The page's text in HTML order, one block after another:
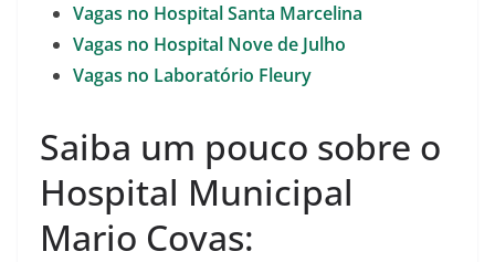
Vagas no Hospital Santa Marcelina
Vagas no Hospital Nove de Julho
Vagas no Laboratório Fleury
Saiba um pouco sobre o
Hospital Municipal
Mario Covas: